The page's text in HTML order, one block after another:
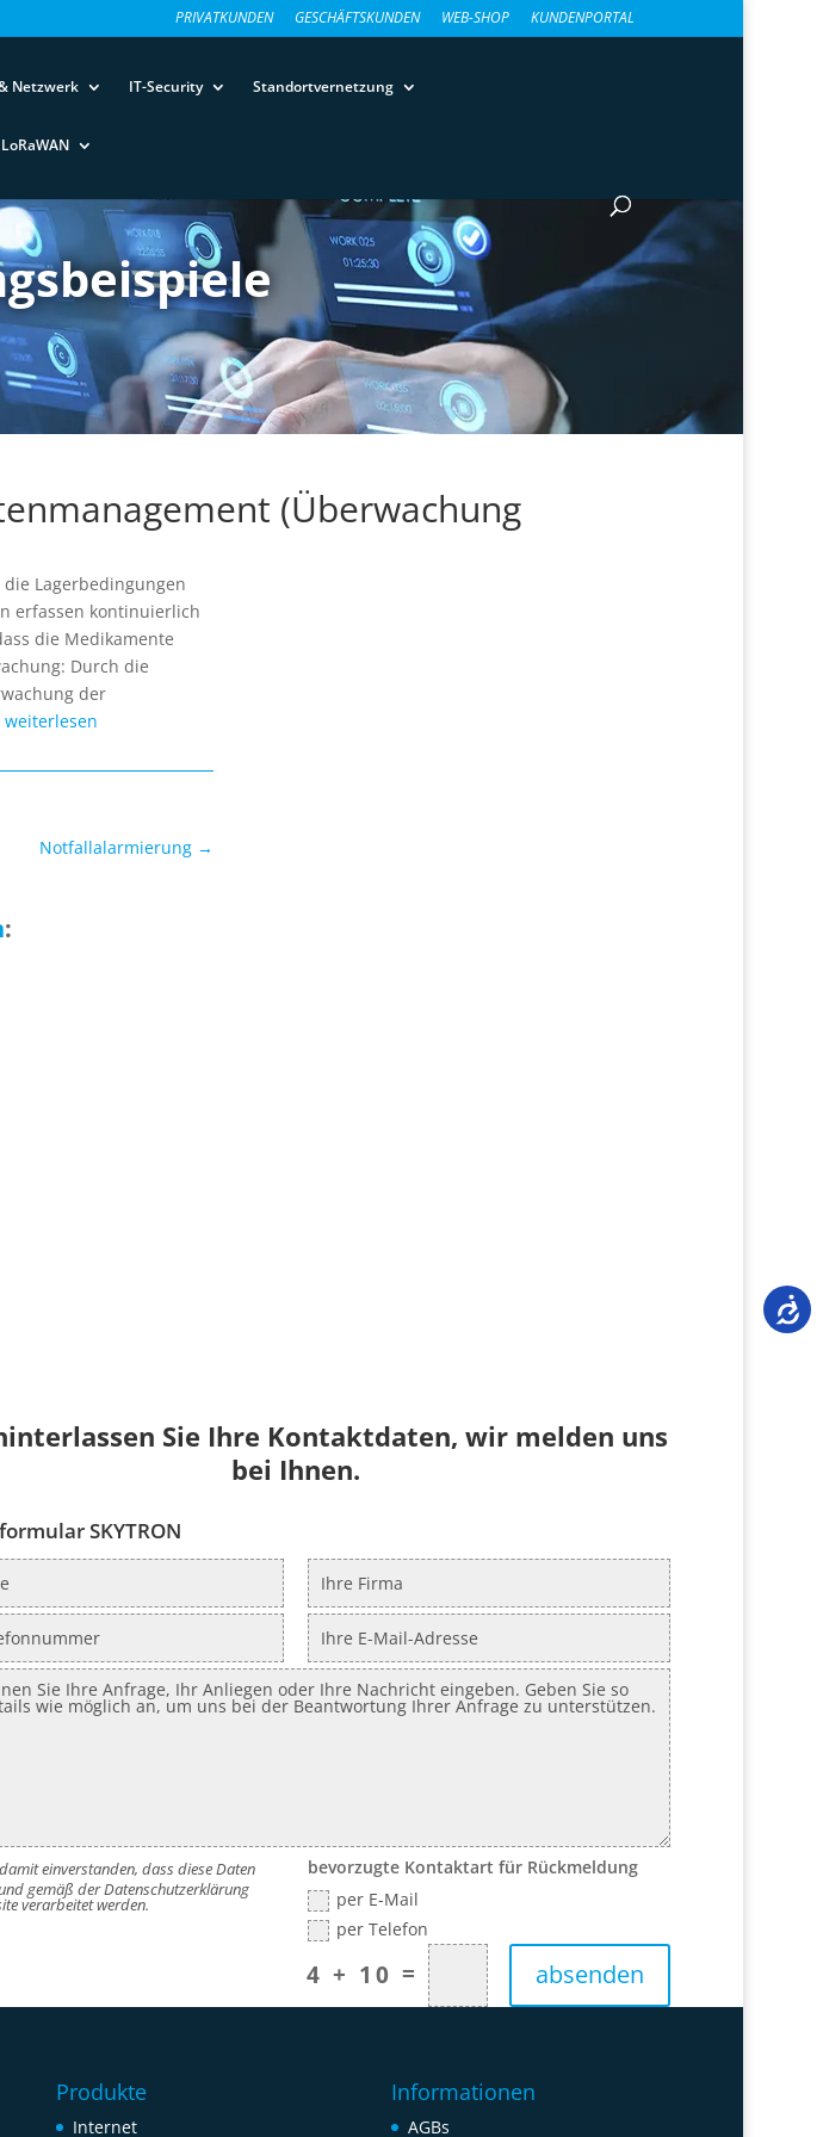
PRIVATKUNDEN GESCHÄFTSKUNDEN WEB-SHOP KUNDENPORTAL
Netzwerk IT-Security Standortvernetzung
(Überwachung
Lagerbedingungen
erfassen kontinuierlich
die Medikamente
Durch die
der
weiterlesen
Notfallalarmierung →
:
Sie Ihre Kontaktdaten, wir melden uns
bei Ihnen.
SKYTRON
einverstanden, dass diese Daten
gemäß der Datenschutzerklärung
verarbeitet werden.
bevorzugte Kontaktart für Rückmeldung
per E-Mail
per Telefon
4 + 10 = absenden
Produkte
Internet
Informationen
AGBs